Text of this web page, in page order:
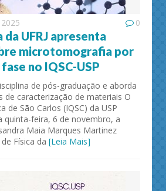
0
da UFRJ apresenta
microtomografia por
no IQSC-USP
de pós-graduação e aborda
de caracterização de materiais O
de São Carlos (IQSC) da USP
quinta-feira, 6 de novembro, a
Maia Marques Martinez
Física da [Leia Mais]